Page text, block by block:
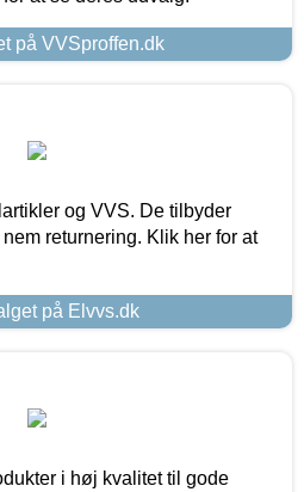
på VVSproffen.dk
og VVS. De tilbyder
returnering. Klik her for at
på Elvvs.dk
i høj kvalitet til gode